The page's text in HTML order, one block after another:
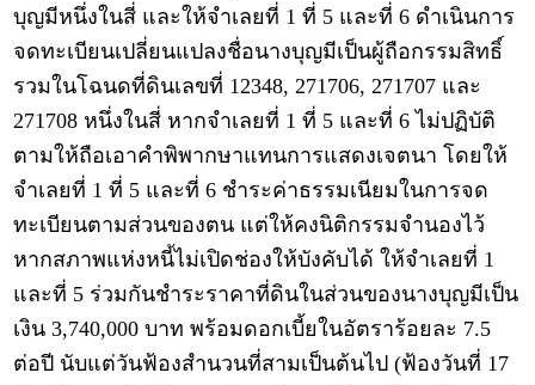
บุญมีหนึ่งในสี่ และให้จำเลยที่ 1 ที่ 5 และที่ 6 ดำเนินการ
จดทะเบียนเปลี่ยนแปลงชื่อนางบุญมีเป็นผู้ถือกรรมสิทธิ์
รวมในโฉนดที่ดินเลขที่ 12348, 271706, 271707 และ
271708 หนึ่งในสี่ หากจำเลยที่ 1 ที่ 5 และที่ 6 ไม่ปฏิบัติ
ตามให้ถือเอาคำพิพากษาแทนการแสดงเจตนา โดยให้
จำเลยที่ 1 ที่ 5 และที่ 6 ชำระค่าธรรมเนียมในการจด
ทะเบียนตามส่วนของตน แต่ให้คงนิติกรรมจำนองไว้
หากสภาพแห่งหนี้ไม่เปิดช่องให้บังคับได้ ให้จำเลยที่ 1
และที่ 5 ร่วมกันชำระราคาที่ดินในส่วนของนางบุญมีเป็น
เงิน 3,740,000 บาท พร้อมดอกเบี้ยในอัตราร้อยละ 7.5
ต่อปี นับแต่วันฟ้องสำนวนที่สามเป็นต้นไป (ฟ้องวันที่ 17